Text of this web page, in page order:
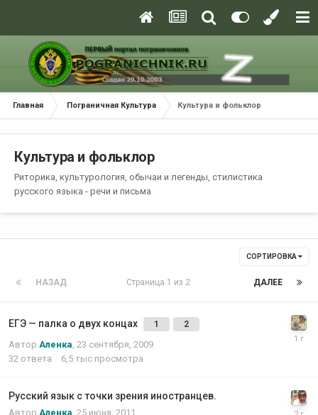
Главная Пограничная Культура Культура и фольклор
Культура и фольклор
Риторика, культурология, обычаи и легенды, стилистика
русского языка - речи и письма
СОРТИРОВКА
НАЗАД ДАЛЕЕ
Страница 1 из 2
ЕГЭ — палка о двух концах 1 2
Автор Аленка 23 сентября, 2009
32 ответа 6,5 тыс просмотра
Русский язык с точки зрения иностранцев.
Автор Аленка 25 июня, 2011